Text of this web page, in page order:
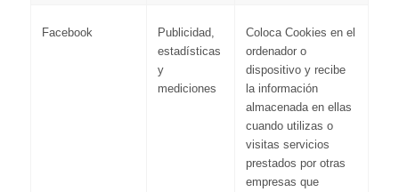
Facebook
Publicidad,
estadísticas
y
mediciones
Coloca Cookies en el
ordenador o
dispositivo y recibe
la información
almacenada en ellas
cuando utilizas o
visitas servicios
prestados por otras
empresas que